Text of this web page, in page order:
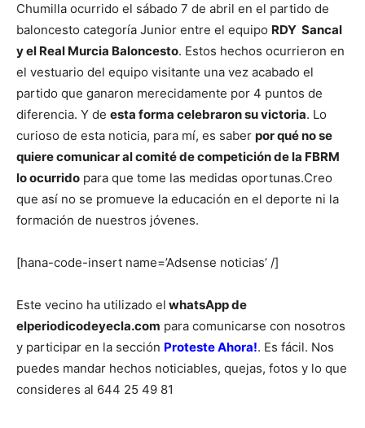
Chumilla ocurrido el sábado 7 de abril en el partido de
baloncesto categoría Junior entre el equipo RDY Sancal
y el Real Murcia Baloncesto. Estos hechos ocurrieron en
el vestuario del equipo visitante una vez acabado el
partido que ganaron merecidamente por 4 puntos de
diferencia. Y de esta forma celebraron su victoria. Lo
curioso de esta noticia, para mí, es saber por qué no se
quiere comunicar al comité de competición de la FBRM
lo ocurrido para que tome las medidas oportunas.Creo
que así no se promueve la educación en el deporte ni la
formación de nuestros jóvenes.
[hana-code-insert name=’Adsense noticias’ /]
Este vecino ha utilizado el whatsApp de
elperiodicodeyecla.com para comunicarse con nosotros
y participar en la sección Proteste Ahora!. Es fácil. Nos
puedes mandar hechos noticiables, quejas, fotos y lo que
consideres al 644 25 49 81